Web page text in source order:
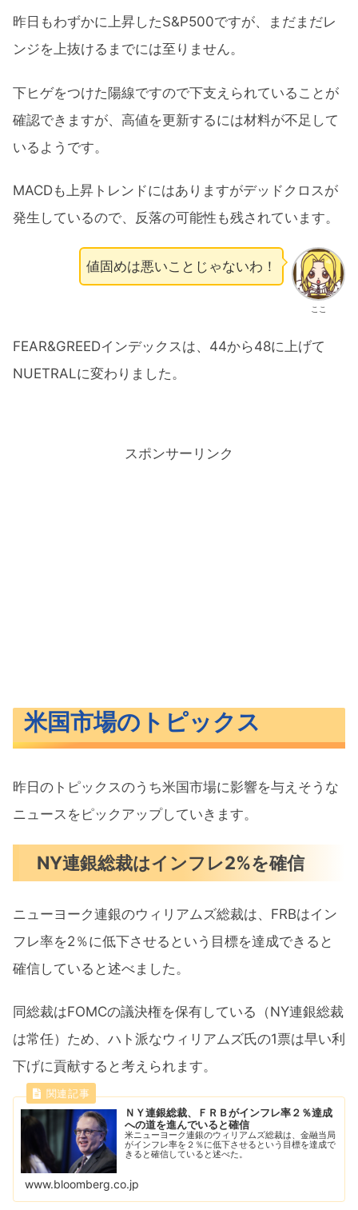
昨日もわずかに上昇したS&P500ですが、まだまだレ
ンジを上抜けるまでには至りません。
下ヒゲをつけた陽線ですので下支えられていることが
確認できますが、高値を更新するには材料が不足して
いるようです。
MACDも上昇トレンドにはありますがデッドクロスが
発生しているので、反落の可能性も残されています。
ここ
値固めは悪いことじゃないわ！
FEAR&GREEDインデックスは、44から48に上げて
NUETRALに変わりました。
スポンサーリンク
米国市場のトピックス
昨日のトピックスのうち米国市場に影響を与えそうな
ニュースをピックアップしていきます。
NY連銀総裁はインフレ2%を確信
ニューヨーク連銀のウィリアムズ総裁は、FRBはイン
フレ率を2％に低下させるという目標を達成できると
確信していると述べました。
同総裁はFOMCの議決権を保有している（NY連銀総裁
は常任）ため、ハト派なウィリアムズ氏の1票は早い利
下げに貢献すると考えられます。
ＮＹ連銀総裁、ＦＲＢがインフレ率２％達成
への道を進んでいると確信
米ニューヨーク連銀のウィリアムズ総裁は、金融当局
がインフレ率を２％に低下させるという目標を達成で
きると確信していると述べた。
www.bloomberg.co.jp